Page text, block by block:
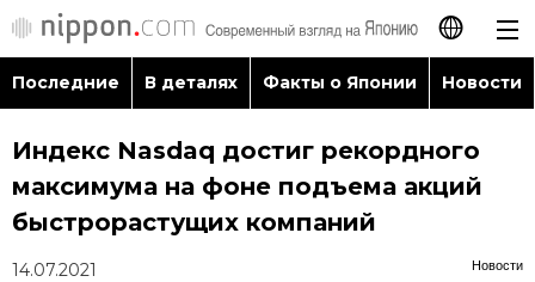
日本語
English
Последние
Последние В деталях Факты о Японии Новости
Индекс Nasdaq достиг рекордного
максимума на фоне подъема акций
быстрорастущих компаний
Новости
14.07.2021